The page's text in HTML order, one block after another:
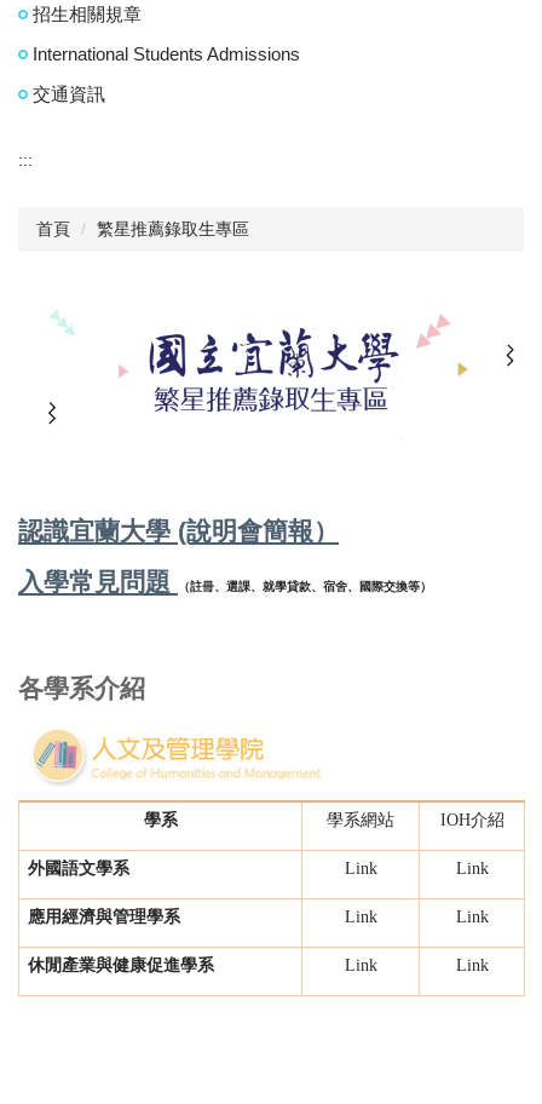
招生相關規章
International Students Admissions
交通資訊
:::
首頁 繁星推薦錄取生專區
認識宜蘭大學 (說明會簡報）
入學常見問題
（註冊、選課、就學貸款、宿舍、國際交換等）
各學系介紹
學系 學系網站 IOH介紹
外國語文學系 Link Link
應用經濟與管理學系 Link Link
休閒產業與健康促進學系 Link Link